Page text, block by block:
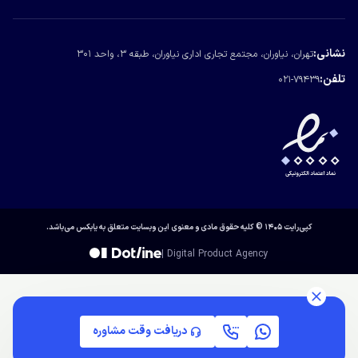
مجله یابکس
نشانی:تهران، نیاوران، مجتمع تجاری اداری نیاوران، طبقه ۳، واحد ۳۰۱
تلفن:021-79439
کپی‌رایت ۱۴۰۵ © کلیه حقوق مادی و معنوی این وبسایت متعلق به یابکس می‌باشد.
| Digital Product Agency
دریافت وقت مشاوره